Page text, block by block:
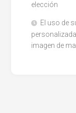
elección
El uso de
imagen de